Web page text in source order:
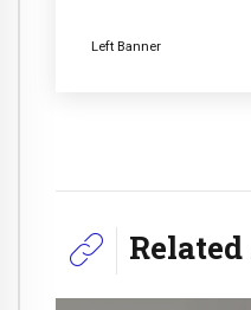
Left Banner